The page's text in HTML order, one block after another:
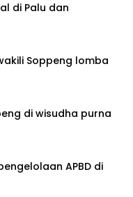
di Palu dan
Soppeng lomba
di wisudha purna
APBD di